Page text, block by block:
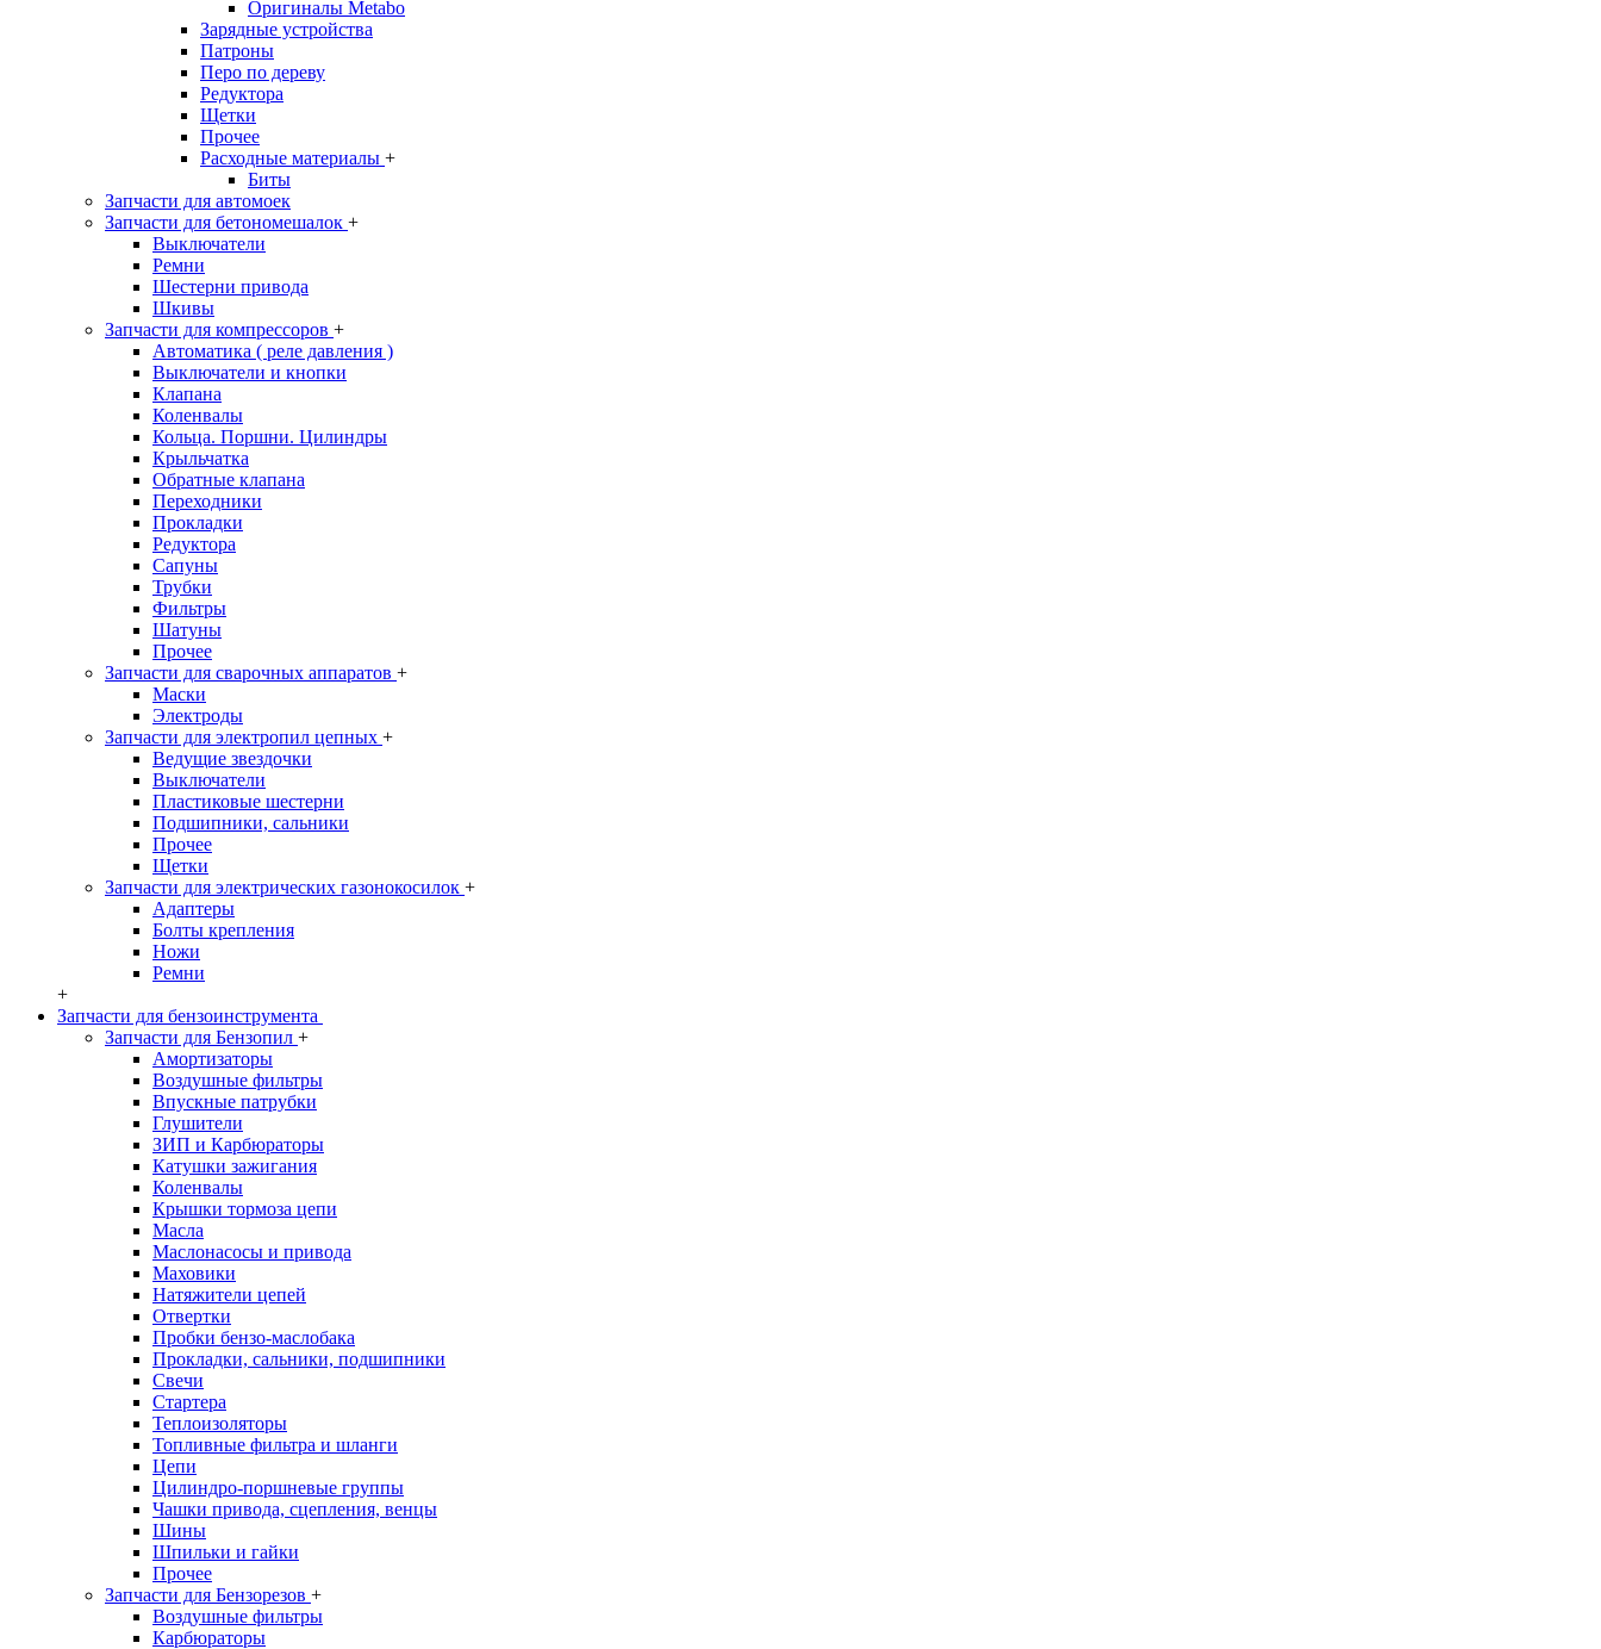
Оригиналы Metabo
Зарядные устройства
Патроны
Перо по дереву
Редуктора
Щетки
Прочее
Расходные материалы +
Биты
Запчасти для автомоек
Запчасти для бетономешалок +
Выключатели
Ремни
Шестерни привода
Шкивы
Запчасти для компрессоров +
Автоматика ( реле давления )
Выключатели и кнопки
Клапана
Коленвалы
Кольца. Поршни. Цилиндры
Крыльчатка
Обратные клапана
Переходники
Прокладки
Редуктора
Сапуны
Трубки
Фильтры
Шатуны
Прочее
Запчасти для сварочных аппаратов +
Маски
Электроды
Запчасти для электропил цепных +
Ведущие звездочки
Выключатели
Пластиковые шестерни
Подшипники, сальники
Прочее
Щетки
Запчасти для электрических газонокосилок +
Адаптеры
Болты крепления
Ножи
Ремни
+
Запчасти для бензоинструмента
Запчасти для Бензопил +
Амортизаторы
Воздушные фильтры
Впускные патрубки
Глушители
ЗИП и Карбюраторы
Катушки зажигания
Коленвалы
Крышки тормоза цепи
Масла
Маслонасосы и привода
Маховики
Натяжители цепей
Отвертки
Пробки бензо-маслобака
Прокладки, сальники, подшипники
Свечи
Стартера
Теплоизоляторы
Топливные фильтра и шланги
Цепи
Цилиндро-поршневые группы
Чашки привода, сцепления, венцы
Шины
Шпильки и гайки
Прочее
Запчасти для Бензорезов +
Воздушные фильтры
Карбюраторы